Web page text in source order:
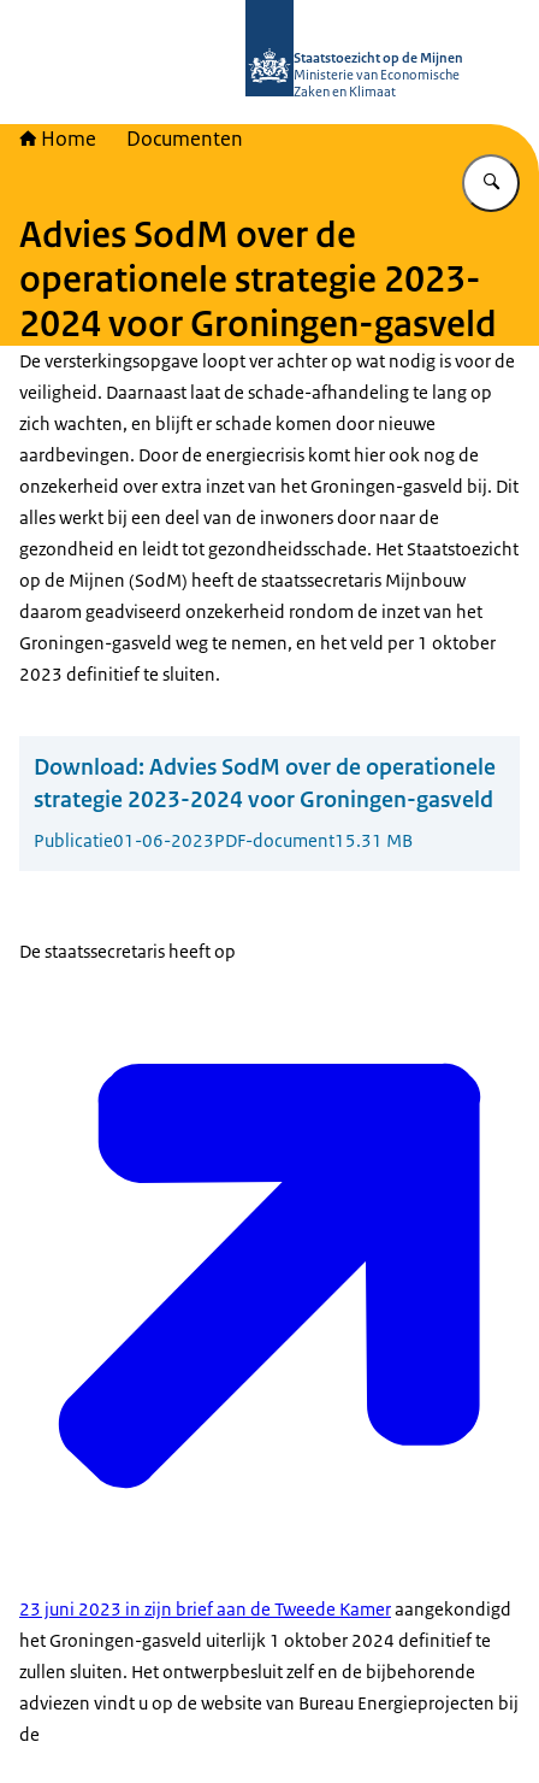
Staatstoezicht op de Mijnen
Ministerie van Economische
Zaken en Klimaat
Home Documenten
Advies SodM over de
operationele strategie 2023-
2024 voor Groningen-gasveld
De versterkingsopgave loopt ver achter op wat nodig is voor de
veiligheid. Daarnaast laat de schade-afhandeling te lang op
zich wachten, en blijft er schade komen door nieuwe
aardbevingen. Door de energiecrisis komt hier ook nog de
onzekerheid over extra inzet van het Groningen-gasveld bij. Dit
alles werkt bij een deel van de inwoners door naar de
gezondheid en leidt tot gezondheidsschade. Het Staatstoezicht
op de Mijnen (SodM) heeft de staatssecretaris Mijnbouw
daarom geadviseerd onzekerheid rondom de inzet van het
Groningen-gasveld weg te nemen, en het veld per 1 oktober
2023 definitief te sluiten.
Download: Advies SodM over de operationele
strategie 2023-2024 voor Groningen-gasveld
Publicatie01-06-2023PDF-document15.31 MB
De staatssecretaris heeft op
23 juni 2023 in zijn brief aan de Tweede Kameraangekondigd
het Groningen-gasveld uiterlijk 1 oktober 2024 definitief te
zullen sluiten. Het ontwerpbesluit zelf en de bijbehorende
adviezen vindt u op de website van Bureau Energieprojecten bij
de